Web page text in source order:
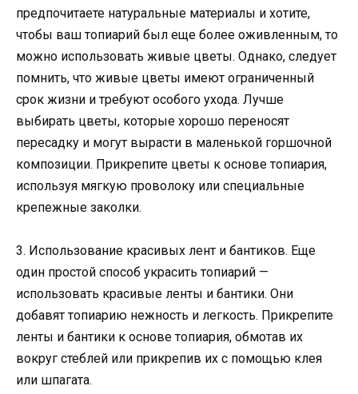
предпочитаете натуральные материалы и хотите,
чтобы ваш топиарий был еще более оживленным, то
можно использовать живые цветы. Однако, следует
помнить, что живые цветы имеют ограниченный
срок жизни и требуют особого ухода. Лучше
выбирать цветы, которые хорошо переносят
пересадку и могут вырасти в маленькой горшочной
композиции. Прикрепите цветы к основе топиария,
используя мягкую проволоку или специальные
крепежные заколки.
3. Использование красивых лент и бантиков. Еще
один простой способ украсить топиарий —
использовать красивые ленты и бантики. Они
добавят топиарию нежность и легкость. Прикрепите
ленты и бантики к основе топиария, обмотав их
вокруг стеблей или прикрепив их с помощью клея
или шпагата.